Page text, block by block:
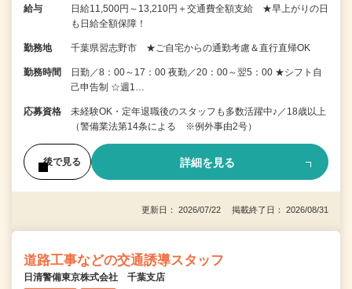
給与
日給11,500円～13,210円＋交通費全額支給 ★早上がりの日
も日給全額保障！
勤務地 千葉県習志野市 ★ご自宅からの通勤考慮＆直行直帰OK
勤務時間
日勤／8：00～17：00 夜勤／20：00～翌5：00 ★シフト自
己申告制 ☆週1…
応募資格
未経験OK・定年退職後のスタッフも多数活躍中♪／18歳以上
（警備業法第14条による ※例外事由2号）
後で見る 詳細を見る
更新日： 2026/07/22 掲載終了日： 2026/08/31
道路工事などの交通誘導スタッフ
日清警備東京株式会社 千葉支店